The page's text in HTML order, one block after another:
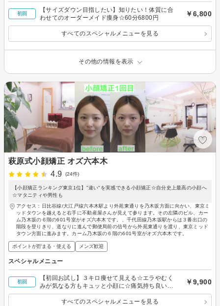
初回
【サイズダウン目指したい】知りたい！体質に合
わせてのオーダーメイド痩身☆60分6800円
￥6,800
すべてのスペシャルメニューを見る
その他の情報を表示
萩原式小顔矯正 オズ六本木
4.9
(24件)
【小顔矯正ランキング東京1位】"違い"を実感できる小顔矯正☆自分史上最高の小顔へ
☆マタニティや男性も
アクセス：日比谷線/大江戸線六本木駅より外苑東通りを乃木坂方面に向かい、東京ミ
ッドタウンを越えると右手に不動産屋さんが見えて参ります。その左隣のビル、カー
ム乃木坂の６階の601号室がオズ六本木です。、千代田線乃木坂駅からは３番出口の
階段を登りきり、道なりに進んで郵便局前の信号から外苑東通りを渡り、東京ミッド
タウン方面に進みます。カーム乃木坂の６階の601号室がオズ六本木です。
ポイントが貯まる・使える メンズ歓迎
スペシャルメニュー
初回
【初回お試し】３キロ痩せて見える☆エラやむく
みが気なる方もキュッと小顔に☆痛気持ち良い小
顔矯正コース
￥9,900
すべてのスペシャルメニューを見る